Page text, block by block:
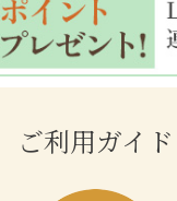
ご利用ガイド